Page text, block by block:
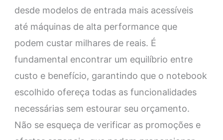
desde modelos de entrada mais acessíveis
até máquinas de alta performance que
podem custar milhares de reais. É
fundamental encontrar um equilíbrio entre
custo e benefício, garantindo que o notebook
escolhido ofereça todas as funcionalidades
necessárias sem estourar seu orçamento.
Não se esqueça de verificar as promoções e